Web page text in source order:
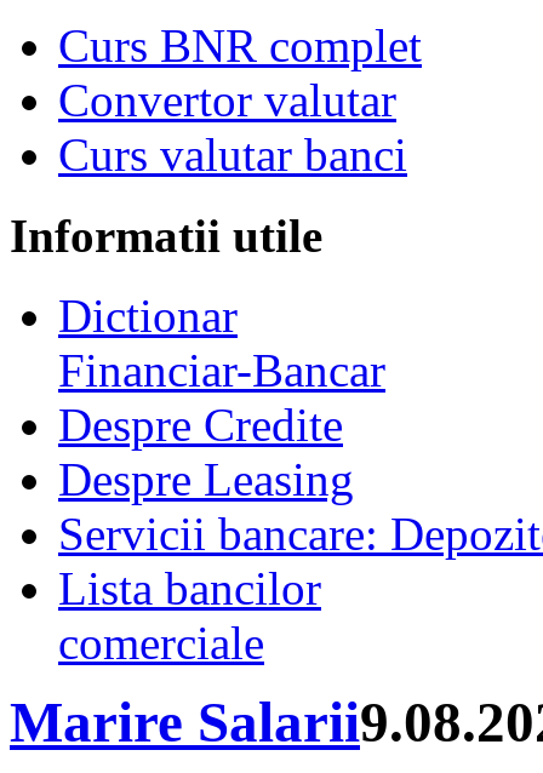
Curs BNR complet
Convertor valutar
Curs valutar banci
Informatii utile
Dictionar
Financiar-Bancar
Despre Credite
Despre Leasing
Servicii bancare:
Lista bancilor
comerciale
Marire Salarii